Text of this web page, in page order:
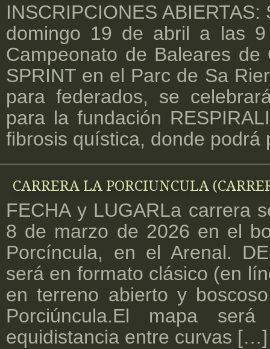
INSCRIPCIONES
domingo 19 de abril a las
Campeonato de Baleares de
SPRINT en el Parc de Sa
para federados, se
para la fundación
fibrosis quística, donde
CARRERA LA PORCIUNCULA
FECHA y LUGARLa carrera
8 de marzo de 2026 en el
Porcíncula, en el Arenal.
será en formato clásico (en
en terreno abierto y
Porciúncula.El mapa
equidistancia entre curvas […]